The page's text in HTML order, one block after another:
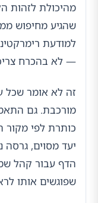
מהיכולת לזהות
שהגיע מחיפוש
למודעת
— לא בהכרח
זה לא אומר שכל
מורכבת. גם
כותרת לפי
יעד מסוים, גרסה
הדף עבור קהל
שפוגשים אותו